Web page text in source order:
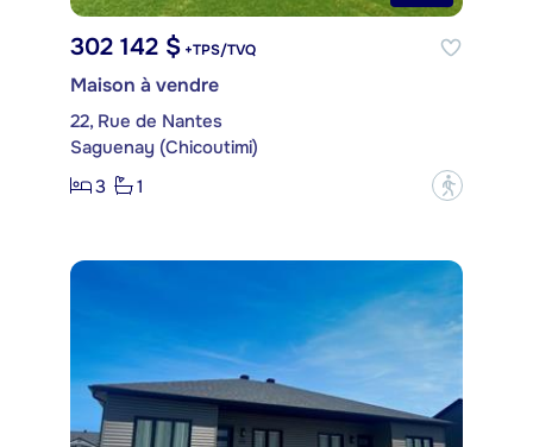
302 142 $ +TPS/TVQ
Maison à vendre
22, Rue de Nantes
Saguenay (Chicoutimi)
3
1 ?